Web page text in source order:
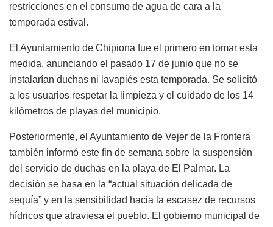
restricciones en el consumo de agua de cara a la
temporada estival.
El Ayuntamiento de Chipiona fue el primero en tomar esta
medida, anunciando el pasado 17 de junio que no se
instalarían duchas ni lavapiés esta temporada. Se solicitó
a los usuarios respetar la limpieza y el cuidado de los 14
kilómetros de playas del municipio.
Posteriormente, el Ayuntamiento de Vejer de la Frontera
también informó este fin de semana sobre la suspensión
del servicio de duchas en la playa de El Palmar. La
decisión se basa en la “actual situación delicada de
sequía” y en la sensibilidad hacia la escasez de recursos
hídricos que atraviesa el pueblo. El gobierno municipal de